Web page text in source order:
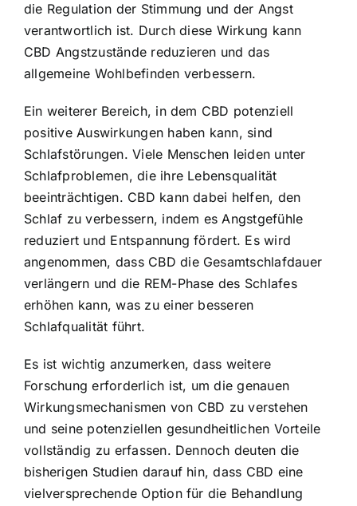
die Regulation der Stimmung und der Angst
verantwortlich ist. Durch diese Wirkung kann
CBD Angstzustände reduzieren und das
allgemeine Wohlbefinden verbessern.
Ein weiterer Bereich, in dem CBD potenziell
positive Auswirkungen haben kann, sind
Schlafstörungen. Viele Menschen leiden unter
Schlafproblemen, die ihre Lebensqualität
beeinträchtigen. CBD kann dabei helfen, den
Schlaf zu verbessern, indem es Angstgefühle
reduziert und Entspannung fördert. Es wird
angenommen, dass CBD die Gesamtschlafdauer
verlängern und die REM-Phase des Schlafes
erhöhen kann, was zu einer besseren
Schlafqualität führt.
Es ist wichtig anzumerken, dass weitere
Forschung erforderlich ist, um die genauen
Wirkungsmechanismen von CBD zu verstehen
und seine potenziellen gesundheitlichen Vorteile
vollständig zu erfassen. Dennoch deuten die
bisherigen Studien darauf hin, dass CBD eine
vielversprechende Option für die Behandlung